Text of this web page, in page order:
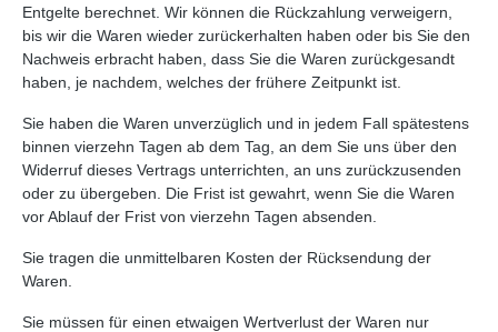
Entgelte berechnet. Wir können die Rückzahlung verweigern,
bis wir die Waren wieder zurückerhalten haben oder bis Sie den
Nachweis erbracht haben, dass Sie die Waren zurückgesandt
haben, je nachdem, welches der frühere Zeitpunkt ist.
Sie haben die Waren unverzüglich und in jedem Fall spätestens
binnen vierzehn Tagen ab dem Tag, an dem Sie uns über den
Widerruf dieses Vertrags unterrichten, an uns zurückzusenden
oder zu übergeben. Die Frist ist gewahrt, wenn Sie die Waren
vor Ablauf der Frist von vierzehn Tagen absenden.
Sie tragen die unmittelbaren Kosten der Rücksendung der
Waren.
Sie müssen für einen etwaigen Wertverlust der Waren nur